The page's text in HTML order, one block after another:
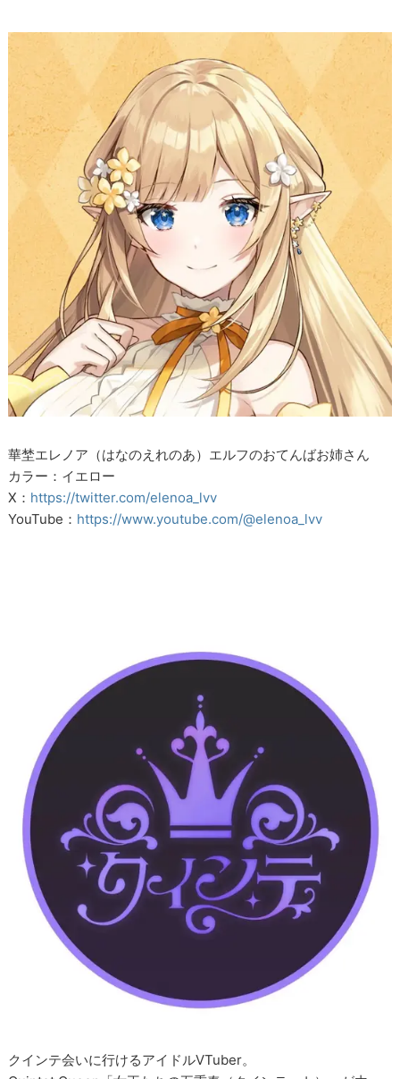
華埜エレノア（はなのえれのあ）エルフのおてんばお姉さん
カラー：イエロー
X： https://twitter.com/elenoa_lvv
YouTube： https://www.youtube.com/@elenoa_lvv
クインテ会いに行けるアイドルVTuber。